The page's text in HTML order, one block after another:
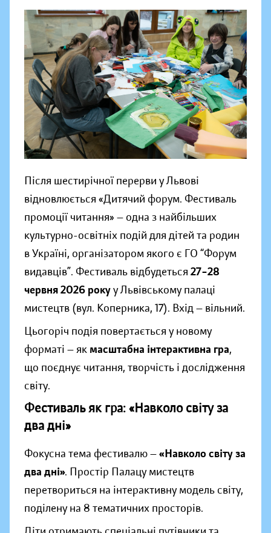
Після шестирічної перерви у Львові
відновлюється «Дитячий форум. Фестиваль
промоції читання» — одна з найбільших
культурно-освітніх подій для дітей та родин
в Україні, організатором якого є ГО “Форум
видавців”. Фестиваль відбудеться 27–28
червня 2026 рокуу Львівському палаці
мистецтв (вул. Коперника, 17). Вхід — вільний.
Цьогоріч подія повертається у новому
форматі — як масштабна інтерактивна гра,
що поєднує читання, творчість і дослідження
світу.
Фестиваль як гра: «Навколо світу за
два дні»
Фокусна тема фестивалю —«Навколо світу за
два дні». Простір Палацу мистецтв
перетвориться на інтерактивну модель світу,
поділену на 8 тематичних просторів.